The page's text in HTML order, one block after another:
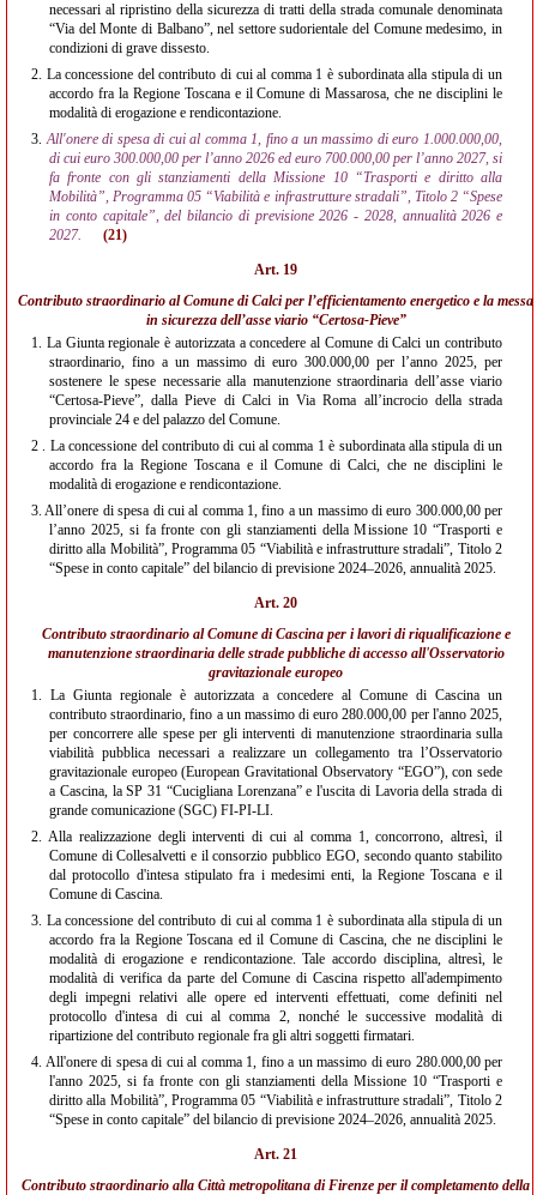
necessari al ripristino della sicurezza di tratti della strada comunale denominata
“Via del Monte di Balbano”, nel settore sudorientale del Comune medesimo, in
condizioni di grave dissesto.
2. La concessione del contributo di cui al comma 1 è subordinata alla stipula di un
accordo fra la Regione Toscana e il Comune di Massarosa, che ne disciplini le
modalità di erogazione e rendicontazione.
3. All'onere di spesa di cui al comma 1, fino a un massimo di euro 1.000.000,00,
di cui euro 300.000,00 per l’anno 2026 ed euro 700.000,00 per l’anno 2027, si
fa fronte con gli stanziamenti della Missione 10 “Trasporti e diritto alla
Mobilità”, Programma 05 “Viabilità e infrastrutture stradali”, Titolo 2 “Spese
in conto capitale”, del bilancio di previsione 2026 - 2028, annualità 2026 e
2027.
(21)
Art. 19
Contributo straordinario al Comune di Calci per l’efficientamento energetico e la messa
in sicurezza dell’asse viario “Certosa-Pieve”
1. La Giunta regionale è autorizzata a concedere al Comune di Calci un contributo
straordinario, fino a un massimo di euro 300.000,00 per l’anno 2025, per
sostenere le spese necessarie alla manutenzione straordinaria dell’asse viario
“Certosa-Pieve”, dalla Pieve di Calci in Via Roma all’incrocio della strada
provinciale 24 e del palazzo del Comune.
2 . La concessione del contributo di cui al comma 1 è subordinata alla stipula di un
accordo fra la Regione Toscana e il Comune di Calci, che ne disciplini le
modalità di erogazione e rendicontazione.
3. All’onere di spesa di cui al comma 1, fino a un massimo di euro 300.000,00 per
l’anno 2025, si fa fronte con gli stanziamenti della Missione 10 “Trasporti e
diritto alla Mobilità”, Programma 05 “Viabilità e infrastrutture stradali”, Titolo 2
“Spese in conto capitale” del bilancio di previsione 2024–2026, annualità 2025.
Art. 20
Contributo straordinario al Comune di Cascina per i lavori di riqualificazione e
manutenzione straordinaria delle strade pubbliche di accesso all'Osservatorio
gravitazionale europeo
1. La Giunta regionale è autorizzata a concedere al Comune di Cascina un
contributo straordinario, fino a un massimo di euro 280.000,00 per l'anno 2025,
per concorrere alle spese per gli interventi di manutenzione straordinaria sulla
viabilità pubblica necessari a realizzare un collegamento tra l’Osservatorio
gravitazionale europeo (European Gravitational Observatory “EGO”), con sede
a Cascina, la SP 31 “Cucigliana Lorenzana” e l'uscita di Lavoria della strada di
grande comunicazione (SGC) FI-PI-LI.
2. Alla realizzazione degli interventi di cui al comma 1, concorrono, altresì, il
Comune di Collesalvetti e il consorzio pubblico EGO, secondo quanto stabilito
dal protocollo d'intesa stipulato fra i medesimi enti, la Regione Toscana e il
Comune di Cascina.
3. La concessione del contributo di cui al comma 1 è subordinata alla stipula di un
accordo fra la Regione Toscana ed il Comune di Cascina, che ne disciplini le
modalità di erogazione e rendicontazione. Tale accordo disciplina, altresì, le
modalità di verifica da parte del Comune di Cascina rispetto all'adempimento
degli impegni relativi alle opere ed interventi effettuati, come definiti nel
protocollo d'intesa di cui al comma 2, nonché le successive modalità di
ripartizione del contributo regionale fra gli altri soggetti firmatari.
4. All'onere di spesa di cui al comma 1, fino a un massimo di euro 280.000,00 per
l'anno 2025, si fa fronte con gli stanziamenti della Missione 10 “Trasporti e
diritto alla Mobilità”, Programma 05 “Viabilità e infrastrutture stradali”, Titolo 2
“Spese in conto capitale” del bilancio di previsione 2024–2026, annualità 2025.
Art. 21
Contributo straordinario alla Città metropolitana di Firenze per il completamento della